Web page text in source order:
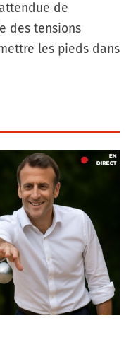
de
des tensions
les pieds dans